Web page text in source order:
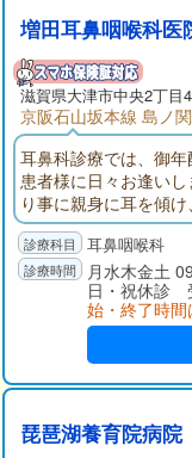
増田耳鼻咽喉科医
滋賀県大津市中央2丁目
京阪石山坂本線 島ノ
耳鼻科診療では、御
患者様に日々お逢い
り事に親身に耳を傾
おります。私生活で
の心配に寄り添いなが
診療に当たりたいと
ませんので、お気軽
耳鼻咽喉科
月水木金土
日・祝休診
始・終了時
琵琶湖養育院病院